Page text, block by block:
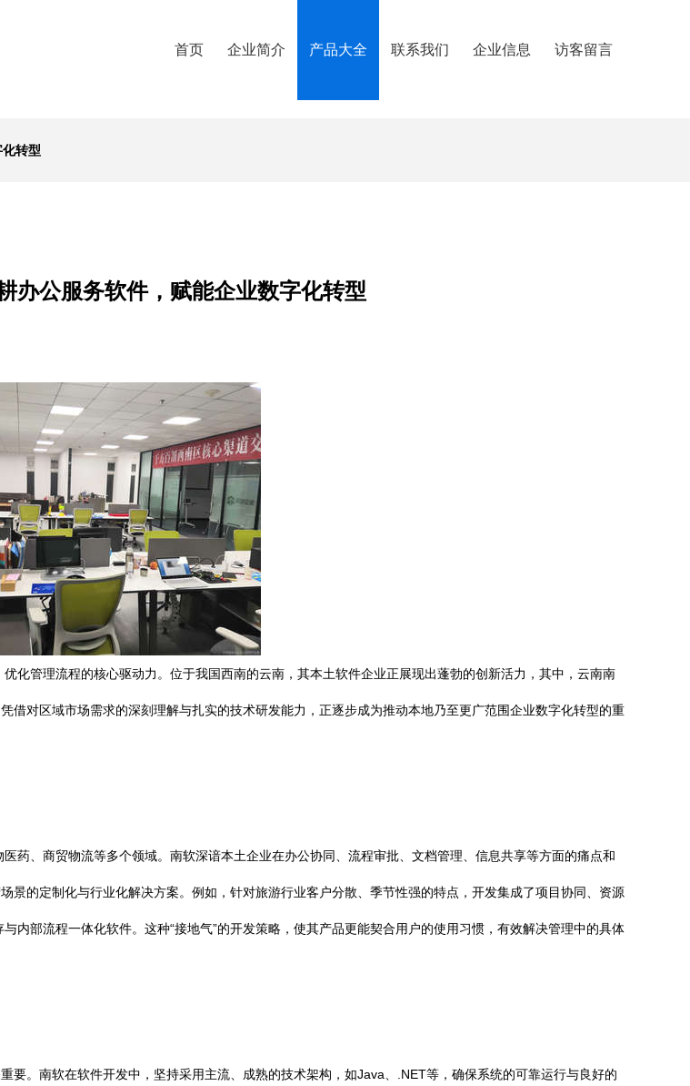
首页 企业简介 产品大全 联系我们 企业信息 访客留言
转型
办公服务软件，赋能企业数字化转型
化管理流程的核心驱动力。位于我国西南的云南，其本土软件企业正展现出蓬勃的创新活力，其中，云南南
借对区域市场需求的深刻理解与扎实的技术研发能力，正逐步成为推动本地乃至更广范围企业数字化转型的重
药、商贸物流等多个领域。南软深谙本土企业在办公协同、流程审批、文档管理、信息共享等方面的痛点和
景的定制化与行业化解决方案。例如，针对旅游行业客户分散、季节性强的特点，开发集成了项目协同、资源
内部流程一体化软件。这种“接地气”的开发策略，使其产品更能契合用户的使用习惯，有效解决管理中的具体
要。南软在软件开发中，坚持采用主流、成熟的技术架构，如Java、.NET等，确保系统的可靠运行与良好的